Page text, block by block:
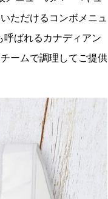
ただけるコンボメニュ
呼ばれるカナディアン
ームで調理してご提供